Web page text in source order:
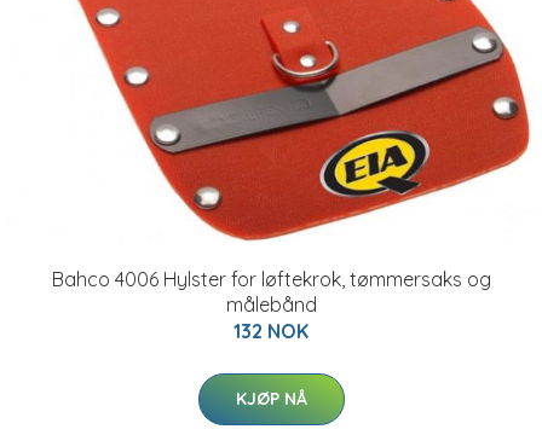
Bahco 4006 Hylster for løftekrok, tømmersaks og
målebånd
132 NOK
KJØP NÅ